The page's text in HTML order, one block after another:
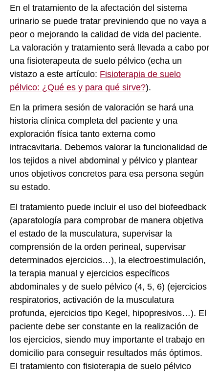
En el tratamiento de la afectación del sistema
urinario se puede tratar previniendo que no vaya a
peor o mejorando la calidad de vida del paciente.
La valoración y tratamiento será llevada a cabo por
una fisioterapeuta de suelo pélvico (echa un
vistazo a este artículo: Fisioterapia de suelo
pélvico: ¿Qué es y para qué sirve?).
En la primera sesión de valoración se hará una
historia clínica completa del paciente y una
exploración física tanto externa como
intracavitaria. Debemos valorar la funcionalidad de
los tejidos a nivel abdominal y pélvico y plantear
unos objetivos concretos para esa persona según
su estado.
El tratamiento puede incluir el uso del biofeedback
(aparatología para comprobar de manera objetiva
el estado de la musculatura, supervisar la
comprensión de la orden perineal, supervisar
determinados ejercicios…), la electroestimulación,
la terapia manual y ejercicios específicos
abdominales y de suelo pélvico (4, 5, 6) (ejercicios
respiratorios, activación de la musculatura
profunda, ejercicios tipo Kegel, hipopresivos…). El
paciente debe ser constante en la realización de
los ejercicios, siendo muy importante el trabajo en
domicilio para conseguir resultados más óptimos.
El tratamiento con fisioterapia de suelo pélvico